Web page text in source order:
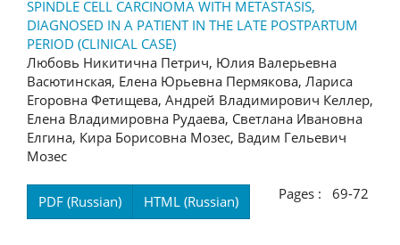
SPINDLE CELL CARCINOMA WITH METASTASIS,
DIAGNOSED IN A PATIENT IN THE LATE POSTPARTUM
PERIOD (CLINICAL CASE)
Любовь Никитична Петрич, Юлия Валерьевна
Васютинская, Елена Юрьевна Пермякова, Лариса
Егоровна Фетищева, Андрей Владимирович Келлер,
Елена Владимировна Рудаева, Светлана Ивановна
Елгина, Кира Борисовна Мозес, Вадим Гельевич
Мозес
PDF (Russian) HTML (Russian) Pages : 69-72